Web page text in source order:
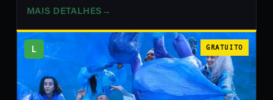
MAIS DETALHES →
L GRATUITO